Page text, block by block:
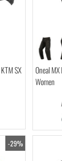
SX
Oneal MX
Women
-29%